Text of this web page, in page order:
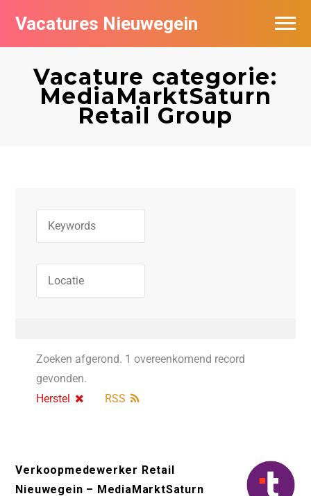
Vacatures Nieuwegein
Vacature categorie:
MediaMarktSaturn
Retail Group
Zoeken afgerond. 1 overeenkomend record
gevonden.
Herstel
RSS
Verkoopmedewerker Retail
Nieuwegein – MediaMarktSaturn
Vacatures per bedrijf in Nieuwegein